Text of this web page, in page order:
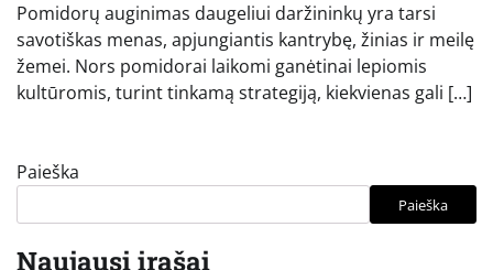
Pomidorų auginimas daugeliui daržininkų yra tarsi
savotiškas menas, apjungiantis kantrybę, žinias ir meilę
žemei. Nors pomidorai laikomi ganėtinai lepiomis
kultūromis, turint tinkamą strategiją, kiekvienas gali […]
Paieška
Paieška
Naujausi įrašai